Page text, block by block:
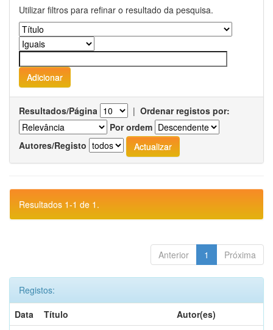
Utilizar filtros para refinar o resultado da pesquisa.
Resultados/Página | Ordenar registos por:
Por ordem
Autores/Registo
Resultados 1-1 de 1.
Anterior 1 Próxima
Registos:
Data
Título
Autor(es)